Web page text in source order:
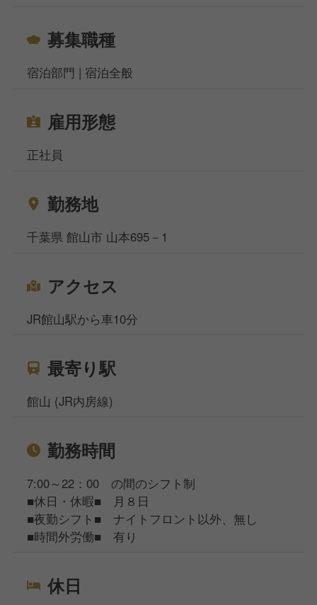
募集職種
宿泊部門 | 宿泊全般
雇用形態
正社員
勤務地
千葉県 館山市 山本695－1
アクセス
JR館山駅から車10分
最寄り駅
館山 (JR内房線)
勤務時間
7:00～22：00 の間のシフト制
■休日・休暇■ 月８日
■夜勤シフト■ ナイトフロント以外、無し
■時間外労働■ 有り
休日